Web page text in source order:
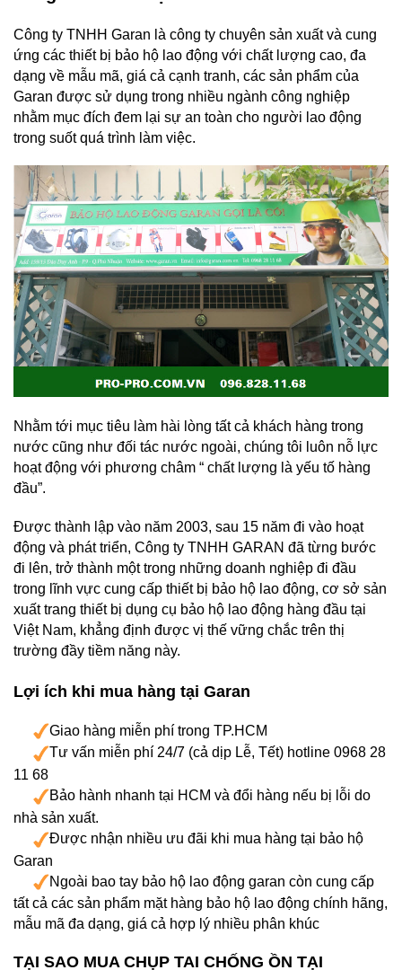
Công ty TNHH Garan là công ty chuyên sản xuất và cung
ứng các thiết bị bảo hộ lao động với chất lượng cao, đa
dạng về mẫu mã, giá cả cạnh tranh, các sản phẩm của
Garan được sử dụng trong nhiều ngành công nghiệp
nhằm mục đích đem lại sự an toàn cho người lao động
trong suốt quá trình làm việc.
Nhằm tới mục tiêu làm hài lòng tất cả khách hàng trong
nước cũng như đối tác nước ngoài, chúng tôi luôn nỗ lực
hoạt động với phương châm “ chất lượng là yếu tố hàng
đầu”.
Được thành lập vào năm 2003, sau 15 năm đi vào hoạt
động và phát triển, Công ty TNHH GARAN đã từng bước
đi lên, trở thành một trong những doanh nghiệp đi đầu
trong lĩnh vực cung cấp thiết bị bảo hộ lao động, cơ sở sản
xuất trang thiết bị dụng cụ bảo hộ lao động hàng đầu tại
Việt Nam, khẳng định được vị thế vững chắc trên thị
trường đầy tiềm năng này.
Lợi ích khi mua hàng tại Garan
Giao hàng miễn phí trong TP.HCM
Tư vấn miễn phí 24/7 (cả dịp Lễ, Tết) hotline 0968 28
11 68
Bảo hành nhanh tại HCM và đổi hàng nếu bị lỗi do
nhà sản xuất.
Được nhận nhiều ưu đãi khi mua hàng tại bảo hộ
Garan
Ngoài bao tay bảo hộ lao động garan còn cung cấp
tất cả các sản phẩm mặt hàng bảo hộ lao động chính hãng,
mẫu mã đa dạng, giá cả hợp lý nhiều phân khúc
TẠI SAO MUA CHỤP TAI CHỐNG ỒN TẠI